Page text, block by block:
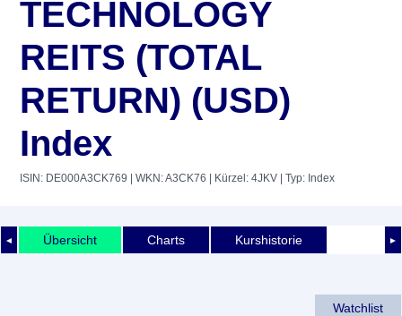
TECHNOLOGY
REITS (TOTAL
RETURN) (USD)
Index
ISIN: DE000A3CK769 | WKN: A3CK76 | Kürzel: 4JKV | Typ: Index
◄ ►
Übersicht Charts Kurshistorie
Watchlist